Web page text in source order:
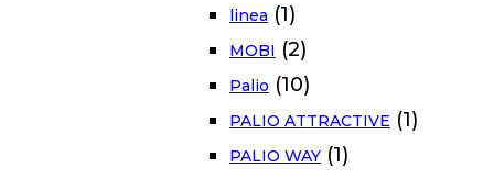
linea (1)
MOBI (2)
Palio (10)
PALIO ATTRACTIVE (1)
PALIO WAY (1)